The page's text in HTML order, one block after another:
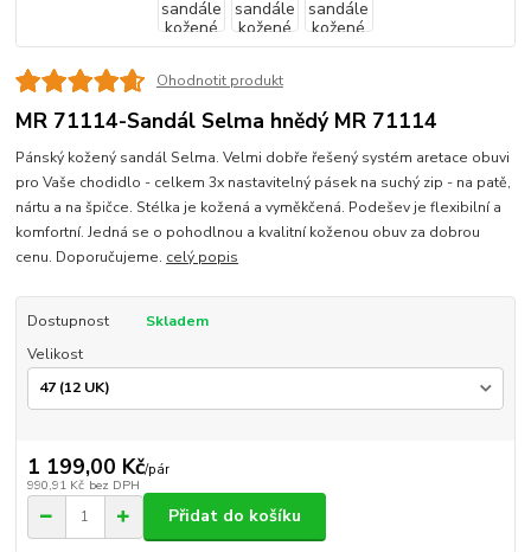
Ohodnotit produkt
MR 71114-Sandál Selma hnědý MR 71114
Pánský kožený sandál Selma. Velmi dobře řešený systém aretace obuvi
pro Vaše chodidlo - celkem 3x nastavitelný pásek na suchý zip - na patě,
nártu a na špičce. Stélka je kožená a vyměkčená. Podešev je flexibilní a
komfortní. Jedná se o pohodlnou a kvalitní koženou obuv za dobrou
cenu. Doporučujeme. celý popis
Dostupnost
Skladem
Velikost
1 199,00 Kč/pár
990,91 Kč bez DPH
Přidat do košíku